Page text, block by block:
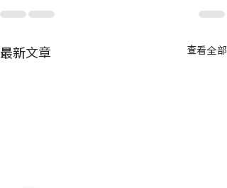
最新文章 查看全部